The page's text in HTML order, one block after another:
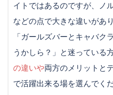
かわいい服を着てバイ
メリット
キャバクラのバイトっ
まとめ
どっちでバイトする？
仕事を徹底比較！
まかないが付くのがイ
イトではあるのですが、ノ
などの点で大きな違いがあり
「ガールズバーとキャバク
うかしら？」と迷っている方
の違いや両方のメリットと
で活躍出来る場を選んでく